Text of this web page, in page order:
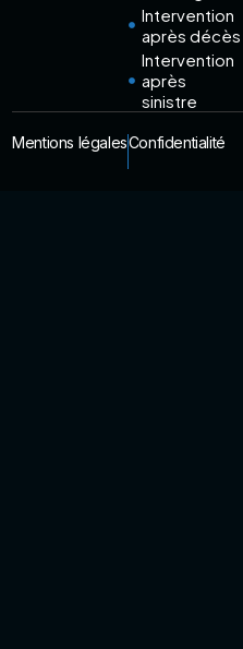
Intervention
après décès
Intervention
après
sinistre
Mentions légalesConfidentialité